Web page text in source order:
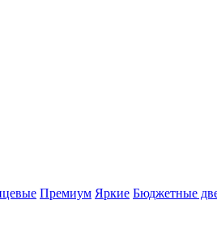
Премиум Яркие Бюджетные